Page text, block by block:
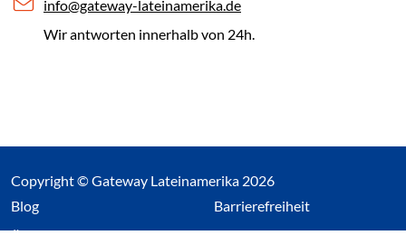
info@gateway-lateinamerika.de
Wir antworten innerhalb von 24h.
Copyright © Gateway Lateinamerika 2026
Blog(Link öffnet einen neuen Tab)Barrierefreiheit